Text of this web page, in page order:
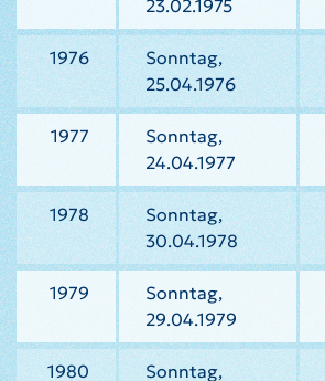
23.02.1975
1976
Sonntag,
25.04.1976
1977
Sonntag,
24.04.1977
1978
Sonntag,
30.04.1978
1979
Sonntag,
29.04.1979
1980
Sonntag,